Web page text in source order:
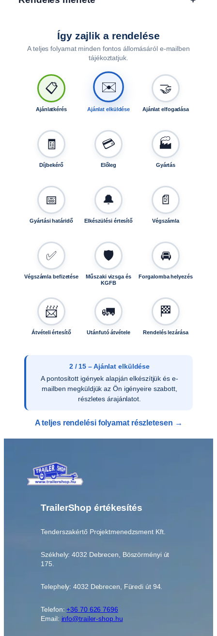
Így zajlik a rendelése
A teljes folyamat minden fontos állomásáról e-mailben
tájékoztatjuk.
📋
Ajánlatkérés
✉️
Ajánlat elküldése
🤝
Ajánlat elfogadása
🧾
Díjbekérő
💳
Előleg
🏭
Gyártás
📅
Gyártási határidő
🔔
Elkészülési értesítő
📄
Végszámla
✅
Végszámla befizetése
🛡️
Műszaki vizsga és
KGFB
🚘
Forgalomba helyezés
📨
Átvételi értesítő
🚛
Utánfutó átvétele
🏁
Rendelés lezárása
2 / 15 – Ajánlat elküldése
A pontosított igények alapján elkészítjük és e-
mailben megküldjük az Ön igényeire szabott,
részletes árajánlatot.
A teljes rendelési folyamat részletesen →
TrailerShop értékesítés
Tenderszakértő Projektmenedzsment Kft.
Székhely: 4032 Debrecen, Böszörményi út
175.
Telephely: 4032 Debrecen, Füredi út 94.
Telefon:+36 70 626 7696
Email: info@trailer-shop.hu